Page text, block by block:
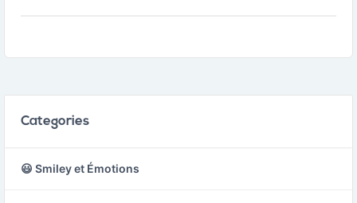
Categories
😃 Smiley et Émotions